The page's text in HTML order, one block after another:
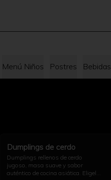
Menú Niños Postres Bebidas
Dumplings de cerdo
Dumplings rellenos de cerdo
jugoso, masa suave y sabor
auténtico de cocina asiática. Eligelos